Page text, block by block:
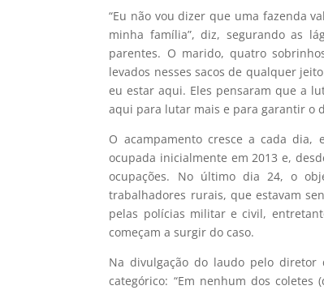
“Eu não vou dizer que uma fazenda
minha família”, diz, segurando as
parentes. O marido, quatro
levados nesses sacos de qualquer
eu estar aqui. Eles pensaram que a
aqui para lutar mais e para garantir o
O acampamento cresce a cada dia,
ocupada inicialmente em 2013 e,
ocupações. No último dia 24, o
trabalhadores rurais, que estavam
pelas polícias militar e civil,
começam a surgir do caso.
Na divulgação do laudo pelo diretor
categórico: “Em nenhum dos